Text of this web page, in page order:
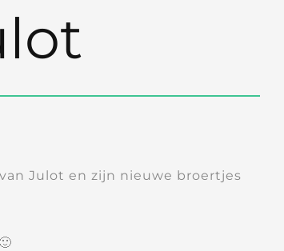
Julot en zijn nieuwe broertjes